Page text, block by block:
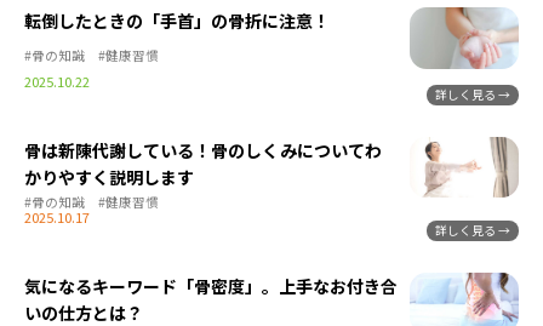
転倒したときの「手首」の骨折に注意！
2025.10.22
#骨の知識 #健康習慣
骨は新陳代謝している！骨のしくみについてわ
かりやすく説明します
2025.10.17
#骨の知識 #健康習慣
気になるキーワード「骨密度」。上手なお付き合
いの仕方とは？